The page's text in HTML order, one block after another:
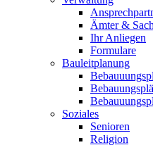
Ämter &
Ihr Anliegen
Formulare
Bauleitplanung
Soziales
Senioren
Religion